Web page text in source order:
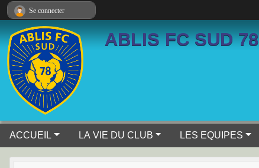
ABLIS FC SUD 78
ACCUEIL LA VIE DU CLUB LES EQUIPES
Se connecter
Panneau de gestion des cookies